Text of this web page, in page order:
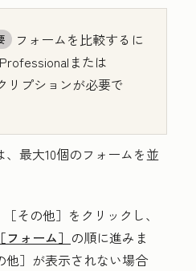
フォームを比較するに
Professionalまたは
リプションが必要で
最大10個のフォームを並
［その他］をクリックし、
［フォーム］ の順に進みま
他］が表示されない場合